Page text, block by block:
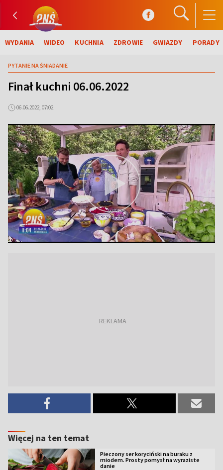
WYDANIA WIDEO KUCHNIA ZDROWIE GWIAZDY PORADY
PYTANIE NA ŚNIADANIE
Finał kuchni 06.06.2022
06.06.2022, 07:02
Więcej na ten temat
Pieczony ser koryciński na buraku z
miodem. Prosty pomysł na wyraziste
danie